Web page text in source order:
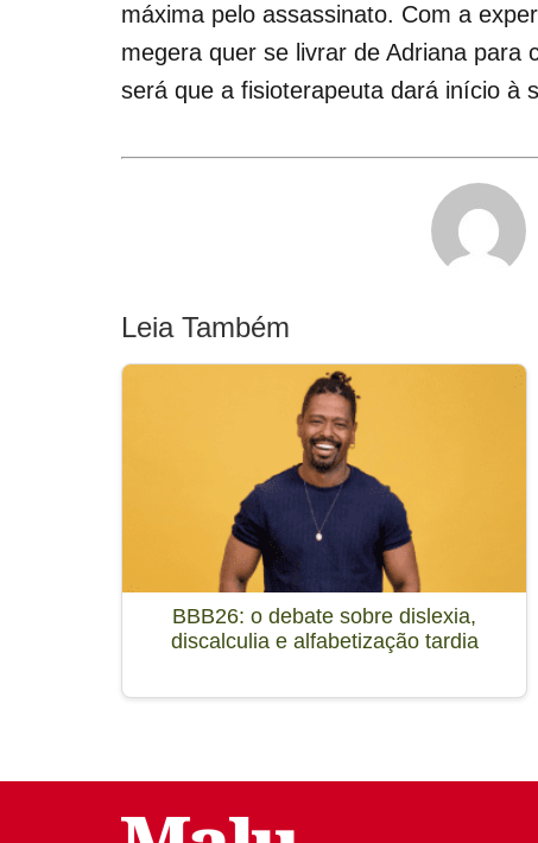
máxima pelo assassinato. Com a
megera quer se livrar de Adriana para
será que a fisioterapeuta dará início à
Leia Também
BBB26: o debate sobre dislexia,
discalculia e alfabetização tardia